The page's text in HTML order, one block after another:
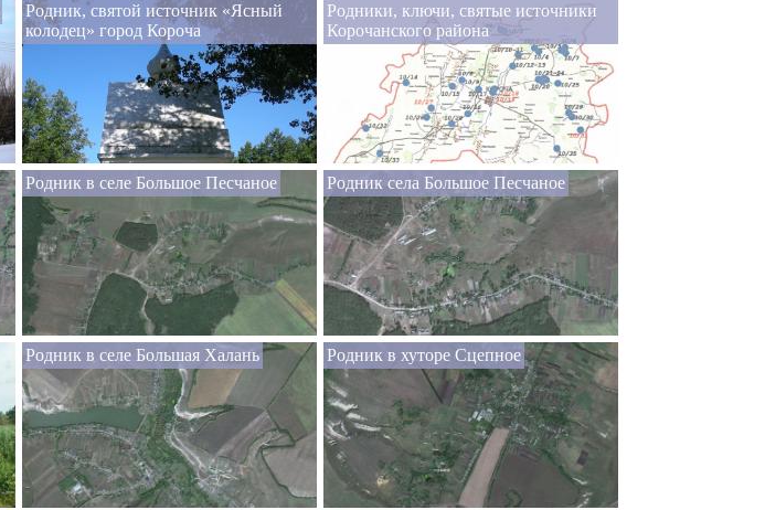
Родник, святой источник «Ясный
колодец» город Короча
Родники, ключи, святые источники
Корочанского района
Родник в селе Большое Песчаное Родник села Большое Песчаное
Родник в селе Большая Халань Родник в хуторе Сцепное